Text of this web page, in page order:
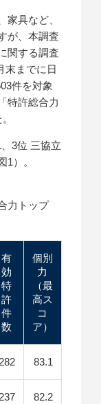
具など、
が、本調査
関する調査
末までに日
件を対象
特許総合力
3位 三協立
1）。
トップ
有
効
特
許
件
数
個別
力
（最
高ス
コ
ア）
282 83.1
237 82.2